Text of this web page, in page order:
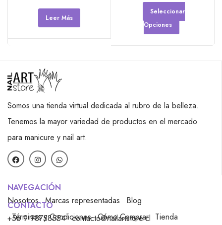
Leer Más
Seleccionar
Opciones
Somos una tienda virtual dedicada al rubro de la belleza.
Tenemos la mayor variedad de productos en el mercado
para manicure y nail art.
NAVEGACIÓN
Nosotros Marcas representadas
Blog
Términos y Condiciones Cómo Comprar Tienda
CONTACTO
+56 9 98758554 contacto@nailartstore.cl